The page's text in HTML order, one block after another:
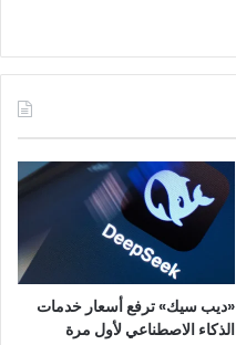
«ديب سيك» ترفع أسعار خدمات
الذكاء الاصطناعي لأول مرة